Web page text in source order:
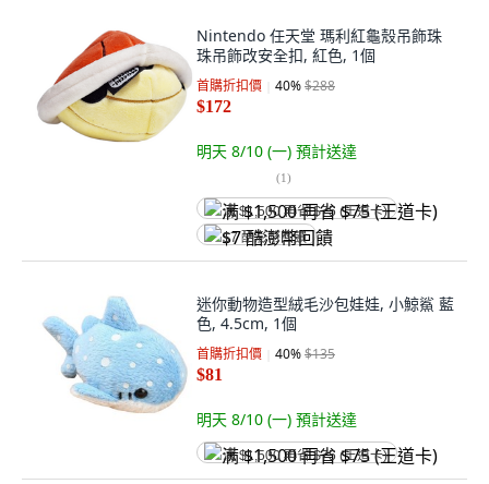
Nintendo 任天堂 瑪利紅龜殼吊飾珠
珠吊飾改安全扣, 紅色, 1個
首購折扣價 40%$288
$172
明天 8/10 (一) 預計送達
(1)
满 $1,500 再省 $75 (王道卡)
$7 酷澎幣回饋
迷你動物造型絨毛沙包娃娃, 小鯨鯊 藍
色, 4.5cm, 1個
首購折扣價 40%$135
$81
明天 8/10 (一) 預計送達
满 $1,500 再省 $75 (王道卡)